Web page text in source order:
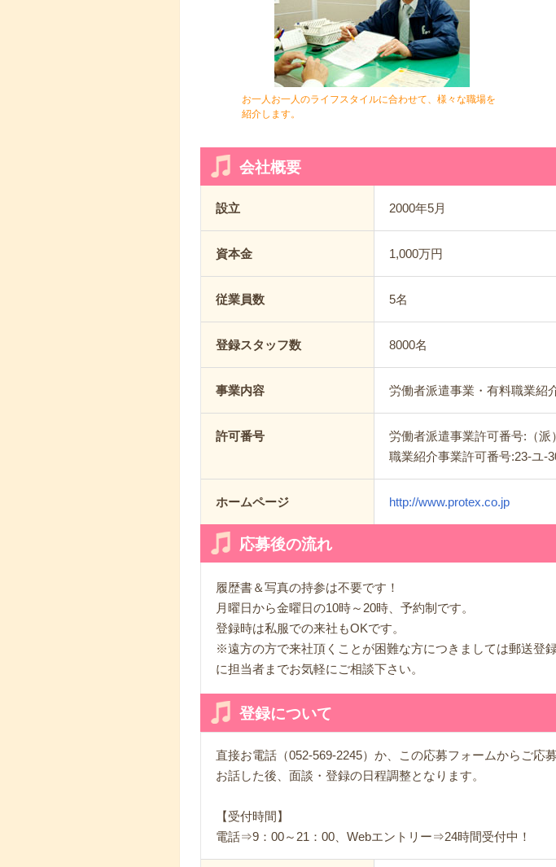
お一人お一人のライフスタイルに合わせて、様々な職場を
紹介します。
会社概要
設立 2000年5月
資本金 1,000万円
従業員数 5名
登録スタッフ数 8000名
事業内容 労働者派遣事業・有料職業紹
許可番号
労働者派遣事業許可番号:（派
職業紹介事業許可番号:23-ユ-
ホームページ http://www.protex.co.jp
応募後の流れ
履歴書＆写真の持参は不要です！
月曜日から金曜日の10時～20時、予約制です。
登録時は私服での来社もOKです。
※遠方の方で来社頂くことが困難な方につきましては郵送登
に担当者までお気軽にご相談下さい。
登録について
直接お電話（052-569-2245）か、この応募フォームからご応
お話した後、面談・登録の日程調整となります。
【受付時間】
電話⇒9：00～21：00、Webエントリー⇒24時間受付中！